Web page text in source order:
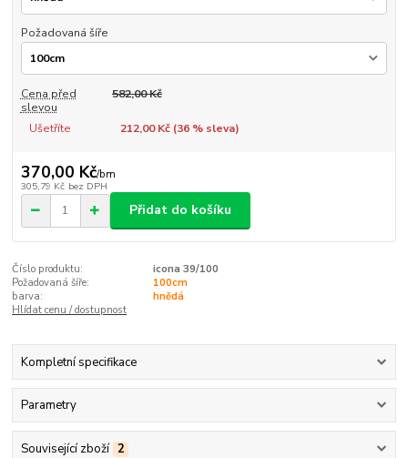
Požadovaná šíře
Cena před
slevou
582,00 Kč
Ušetříte 212,00 Kč (36% sleva)
370,00 Kč/bm
305,79 Kč bez DPH
Přidat do košíku
Číslo produktu:
icona 39/100
Požadovaná šíře:
100cm
barva:
hnědá
Hlídat cenu / dostupnost
Kompletní specifikace
Parametry
Související zboží 2